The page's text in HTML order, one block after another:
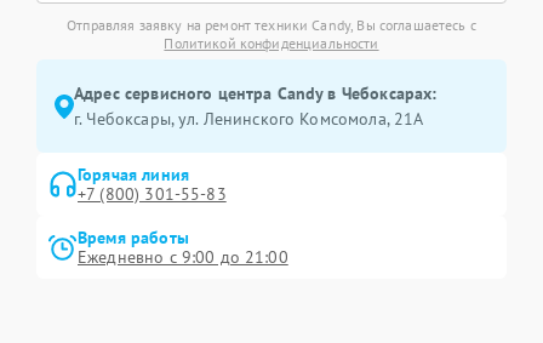
Отправляя заявку на ремонт техники Candy, Вы соглашаетесь с
Политикой конфиденциальности
Адрес сервисного центра Candy в Чебоксарах:
г. Чебоксары, ул. Ленинского Комсомола, 21А
Горячая линия
+7 (800) 301-55-83
Время работы
Ежедневно с 9:00 до 21:00